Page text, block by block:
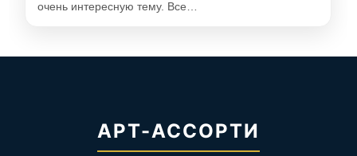
очень интересную тему. Все…
АРТ-АССОРТИ